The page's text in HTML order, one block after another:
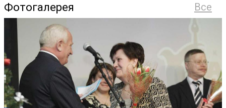
Все
Фотогалерея